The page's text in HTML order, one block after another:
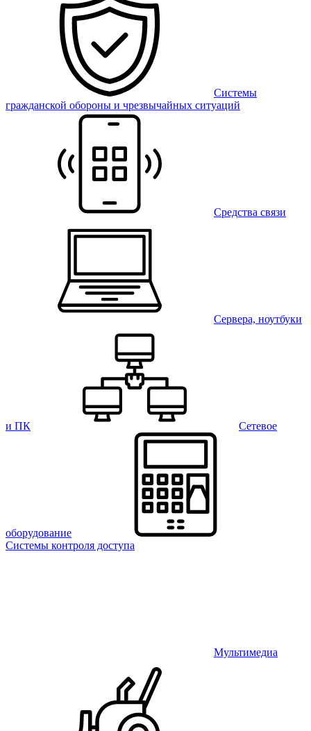
Системы
гражданской обороны и чрезвычайных ситуаций
Средства связи
Сервера, ноутбуки
и ПК Сетевое
оборудование
Системы контроля доступа
Мультимедиа